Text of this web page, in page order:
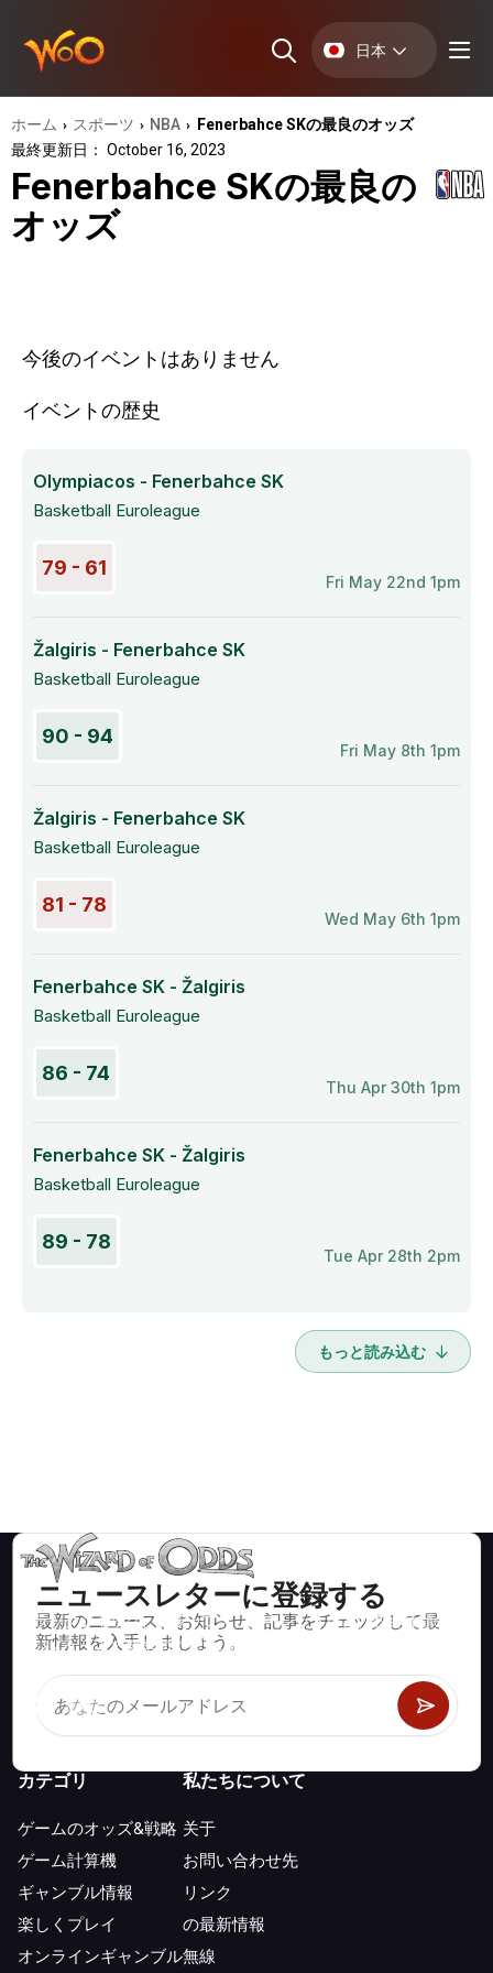
日本
ホーム › スポーツ › NBA › Fenerbahce SKの最良のオッズ
最終更新日： October 16, 2023
Fenerbahce SKの最良の
オッズ
今後のイベントはありません
イベントの歴史
Olympiacos - Fenerbahce SK
Basketball Euroleague
79 - 61
Fri May 22nd 1pm
Žalgiris - Fenerbahce SK
Basketball Euroleague
90 - 94
Fri May 8th 1pm
Žalgiris - Fenerbahce SK
Basketball Euroleague
81 - 78
Wed May 6th 1pm
Fenerbahce SK - Žalgiris
Basketball Euroleague
86 - 74
Thu Apr 30th 1pm
Fenerbahce SK - Žalgiris
Basketball Euroleague
89 - 78
Tue Apr 28th 2pm
もっと読み込む
ニュースレターに登録する
最新のニュース、お知らせ、記事をチェックして最
新情報を入手しましょう。
ブラックジャック、クラップス、ルーレットなど、数百種類の
カジノゲームで数学的に正しい戦略と情報。
カテゴリ
ゲームのオッズ&戦略
ゲーム計算機
ギャンブル情報
楽しくプレイ
オンラインギャンブル
私たちについて
关于
お問い合わせ先
リンク
の最新情報
無線